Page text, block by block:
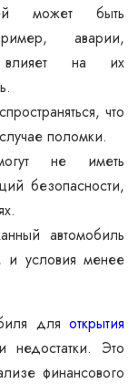
может быть
аварии,
влияет на их
что
поломки.
не иметь
безопасности,
автомобиль
условия менее
для открытия
недостатки. Это
финансового